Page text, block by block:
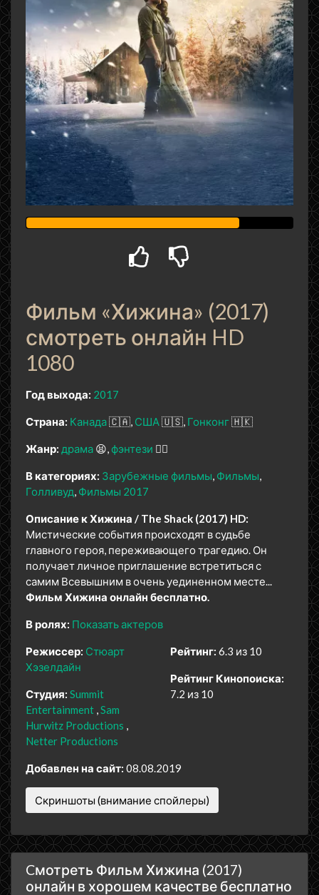
Фильм «Хижина» (2017)
смотреть онлайн HD
1080
Год выхода: 2017
Страна: Канада🇨🇦 США🇺🇸 Гонконг🇭🇰
Жанр: драма 😫 фэнтези 🧝‍♂️
В категориях: Зарубежные фильмы Фильмы
Голливуд Фильмы 2017
Описание к Хижина / The Shack (2017) HD:
Мистические события происходят в судьбе
главного героя, переживающего трагедию. Он
получает личное приглашение встретиться с
самим Всевышним в очень уединенном месте...
Фильм Хижина онлайн бесплатно.
В ролях: Показать актеров
Режиссер: Стюарт
Хэзелдайн
Студия: Summit
Entertainment Sam
Hurwitz Productions
Netter Productions
Рейтинг: 6.3 из 10
Рейтинг Кинопоиска:
7.2 из 10
Добавлен на сайт: 08.08.2019
Скриншоты (внимание спойлеры)
Cмотреть Фильм Хижина (2017)
онлайн в хорошем качестве бесплатно